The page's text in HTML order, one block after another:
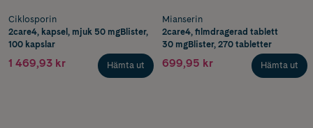
Ciklosporin
2care4, kapsel, mjuk 50 mgBlister,
100 kapslar
1 469,93 kr Hämta ut
Mianserin
2care4, filmdragerad tablett
30 mgBlister, 270 tabletter
699,95 kr Hämta ut